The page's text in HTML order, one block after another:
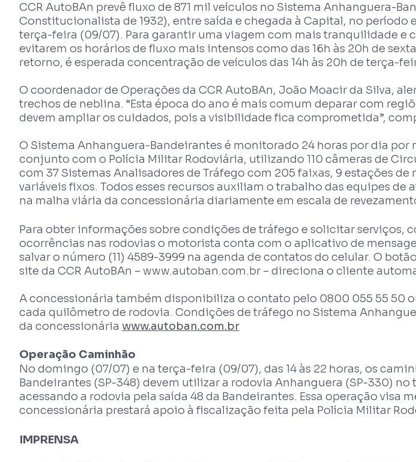
CCR AutoBAn prevê fluxo de 871 mil veículos no Sistema Anhanguera-
Constitucionalista de 1932), entre saída e chegada à Capital, no período
terça-feira (09/07). Para garantir uma viagem com mais tranquilidade e
evitarem os horários de fluxo mais intensos como das 16h às 20h de
retorno, é esperada concentração de veículos das 14h às 20h de terça-
O coordenador de Operações da CCR AutoBAn, João Moacir da Silva,
trechos de neblina. “Esta época do ano é mais comum deparar com
devem ampliar os cuidados, pois a visibilidade fica comprometida”,
O Sistema Anhanguera-Bandeirantes é monitorado 24 horas por dia
conjunto com o Polícia Militar Rodoviária, utilizando 110 câmeras de
com 37 Sistemas Analisadores de Tráfego com 205 faixas, 9 estações
variáveis fixos. Todos esses recursos auxiliam o trabalho das equipes
na malha viária da concessionária diariamente em escala de
Para obter informações sobre condições de tráfego e solicitar serviços,
ocorrências nas rodovias o motorista conta com o aplicativo de
salvar o número (11) 4589-3999 na agenda de contatos do celular. O
site da CCR AutoBAn – www.autoban.com.br – direciona o cliente
A concessionária também disponibiliza o contato pelo 0800 055 55 50
cada quilômetro de rodovia. Condições de tráfego no Sistema
da concessionária www.autoban.com.br
Operação Caminhão
No domingo (07/07) e na terça-feira (09/07), das 14 às 22 horas, os
Bandeirantes (SP-348) devem utilizar a rodovia Anhanguera (SP-330)
acessando a rodovia pela saída 48 da Bandeirantes. Essa operação visa
concessionária prestará apoio à fiscalização feita pela Polícia Militar
IMPRENSA